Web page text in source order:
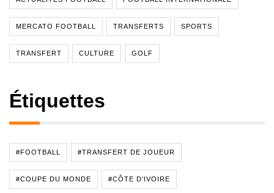
MERCATO FOOTBALL TRANSFERTS SPORTS
TRANSFERT CULTURE GOLF
Étiquettes
#FOOTBALL #TRANSFERT DE JOUEUR
#COUPE DU MONDE #CÔTE D'IVOIRE